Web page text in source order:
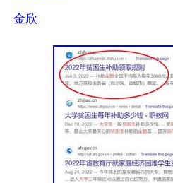
金欣